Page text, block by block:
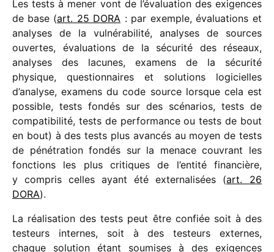
Les tests à mener vont de l’évaluation des exigences
de base (art. 25 DORA : par exemple, évalua­tions et
analyses de la vulné­ra­bi­lité, analyses de sources
ouvertes, évalua­tions de la sécu­rité des réseaux,
analyses des lacunes, examens de la sécu­rité
physique, ques­tion­naires et solu­tions logi­cielles
d’analyse, examens du code source lorsque cela est
possible, tests fondés sur des scéna­rios, tests de
compa­ti­bi­lité, tests de perfor­mance ou tests de bout
en bout) à des tests plus avan­cés au moyen de tests
de péné­tra­tion fondés sur la menace couvrant les
fonc­tions les plus critiques de l’entité finan­cière,
y compris celles ayant été exter­na­li­sées (art. 26
DORA).
La réali­sa­tion des tests peut être confiée soit à des
testeurs internes, soit à des testeurs externes,
chaque solu­tion étant soumises à des exigences